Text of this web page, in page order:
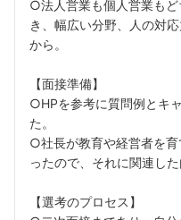
フォ
○法人営業も個人営業も
き、幅広い分野、人の対
から。
【面接準備】
○HPを参考に質問例とキ
た。
○社長が教育や経営者を
ったので、それに関連し
【選考のプロセス】